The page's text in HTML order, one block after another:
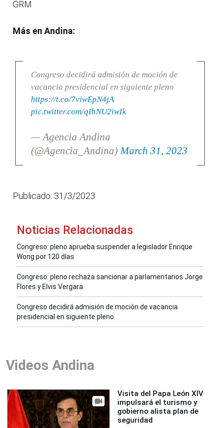
GRM
Más en Andina:
Congreso decidirá admisión de moción de
vacancia presidencial en siguiente pleno
https://t.co/7viwEpN4jA
pic.twitter.com/qIhNU2iwIk
— Agencia Andina
(@Agencia_Andina)March 31, 2023
Publicado: 31/3/2023
Noticias Relacionadas
Congreso: pleno aprueba suspender a legislador Enrique
Wong por 120 días
Congreso: pleno rechaza sancionar a parlamentarios Jorge
Flores y Elvis Vergara
Congreso decidirá admisión de moción de vacancia
presidencial en siguiente pleno
Videos Andina
Visita del Papa León XIV
impulsará el turismo y
gobierno alista plan de
seguridad